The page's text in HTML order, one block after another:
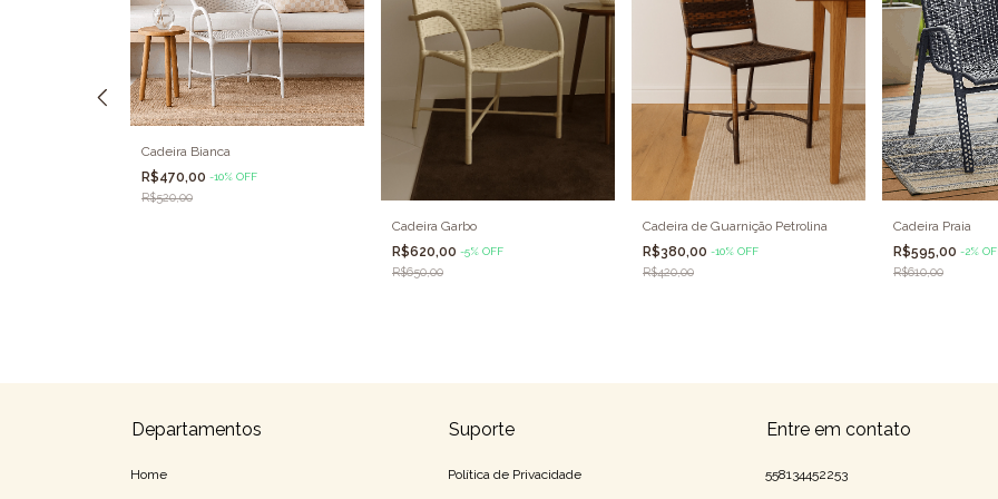
Cadeira Bianca
R$470,00 -10% OFF
R$520,00
Cadeira Garbo
R$620,00 -5% OFF
R$650,00
Cadeira de Guarnição Petrolina
R$380,00 -10% OFF
R$420,00
Cadeira Praia
R$595,00 -2%
R$610,00
Departamentos
Home
Suporte
Política de Privacidade
Entre em contato
558134452253